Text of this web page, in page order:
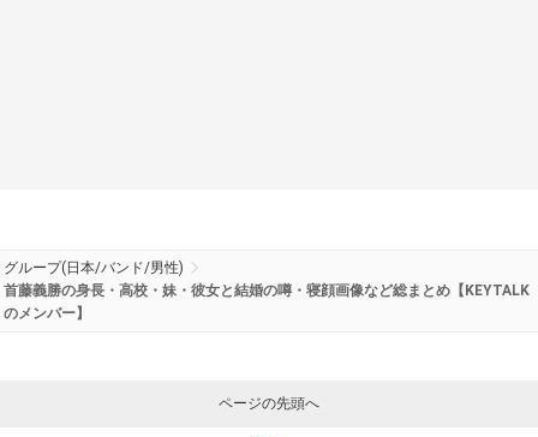
グループ(日本/バンド/男性)
首藤義勝の身長・高校・妹・彼女と結婚の噂・寝顔画像など総まとめ【KEYTALK
のメンバー】
ページの先頭へ